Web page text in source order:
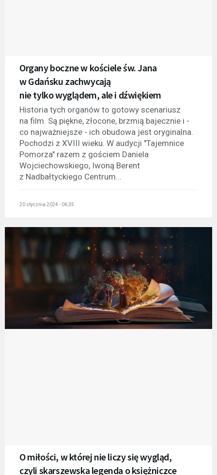
Organy boczne w kościele św. Jana
w Gdańsku zachwycają
nie tylko wyglądem, ale i dźwiękiem
Historia tych organów to gotowy scenariusz
na film. Są piękne, złocone, brzmią bajecznie i -
co najważniejsze - ich obudowa jest oryginalna.
Pochodzi z XVIII wieku. W audycji "Tajemnice
Pomorza" razem z gościem Daniela
Wojciechowskiego, Iwoną Berent
z Nadbałtyckiego Centrum...
20 stycznia 2024 - 06:35
O miłości, w której nie liczy się wygląd,
czyli skarszewska legenda o księżniczce